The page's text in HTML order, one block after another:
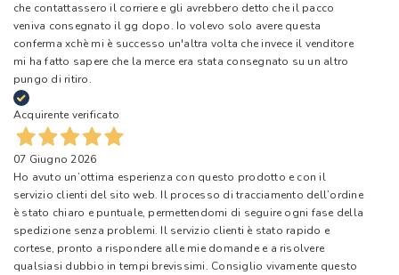
che contattassero il corriere e gli avrebbero detto che il pacco
veniva consegnato il gg dopo. Io volevo solo avere questa
conferma xchè mi è successo un'altra volta che invece il venditore
mi ha fatto sapere che la merce era stata consegnato su un altro
pungo di ritiro.
Acquirente verificato
07 Giugno 2026
Ho avuto un’ottima esperienza con questo prodotto e con il
servizio clienti del sito web. Il processo di tracciamento dell’ordine
è stato chiaro e puntuale, permettendomi di seguire ogni fase della
spedizione senza problemi. Il servizio clienti è stato rapido e
cortese, pronto a rispondere alle mie domande e a risolvere
qualsiasi dubbio in tempi brevissimi. Consiglio vivamente questo